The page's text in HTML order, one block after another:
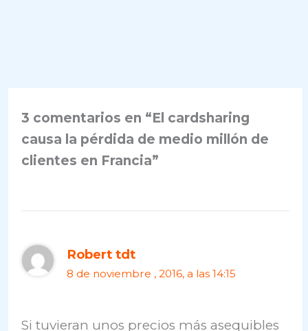
3 comentarios en “El cardsharing
causa la pérdida de medio millón de
clientes en Francia”
Robert tdt
8 de noviembre , 2016, a las 14:15
Si tuvieran unos precios más asequibles